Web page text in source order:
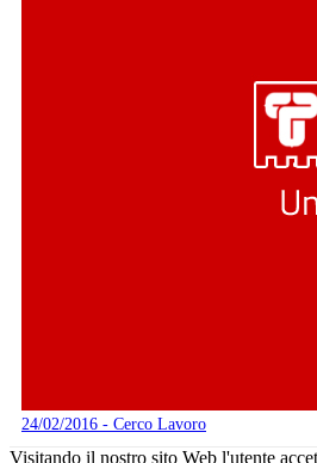
24/02/2016 - Cerco Lavoro
Visitando il nostro sito Web l'utente